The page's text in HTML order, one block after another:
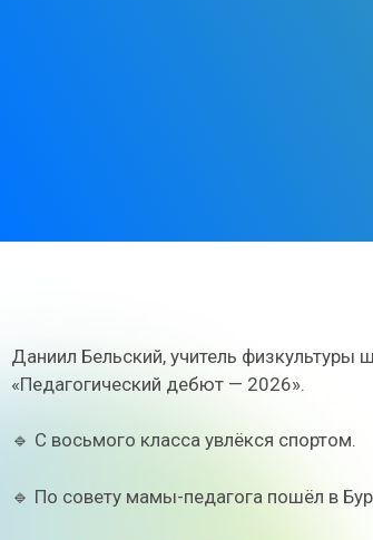
Даниил Бельский, учитель
«Педагогический дебют — 2026».
🔹 С восьмого класса увлёкся спортом.
🔹 По совету мамы-педагога пошёл в